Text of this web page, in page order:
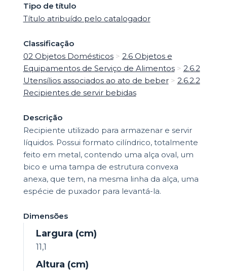
Tipo de título
Título atribuído pelo catalogador
Classificação
02 Objetos Domésticos> 2.6 Objetos e
Equipamentos de Serviço de Alimentos> 2.6.2
Utensílios associados ao ato de beber> 2.6.2.2
Recipientes de servir bebidas
Descrição
Recipiente utilizado para armazenar e servir
líquidos. Possui formato cilíndrico, totalmente
feito em metal, contendo uma alça oval, um
bico e uma tampa de estrutura convexa
anexa, que tem, na mesma linha da alça, uma
espécie de puxador para levantá-la.
Dimensões
Largura (cm)
11,1
Altura (cm)